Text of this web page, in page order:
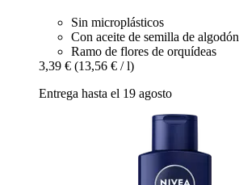
Sin microplásticos
Con aceite de semilla de algodón
Ramo de flores de orquídeas
3,39 € (13,56 € / l)
Entrega hasta el 19 agosto